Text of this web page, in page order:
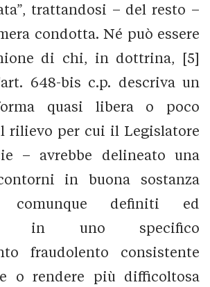
trattandosi – del resto –
condotta. Né può essere
di chi, in dottrina, [5]
648-bis c.p. descriva un
quasi libera o poco
rilievo per cui il Legislatore
– avrebbe delineato una
in buona sostanza
definiti ed
in uno specifico
fraudolento consistente
o rendere più difficoltosa